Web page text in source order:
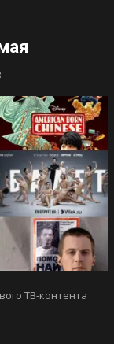
ТВ-контента